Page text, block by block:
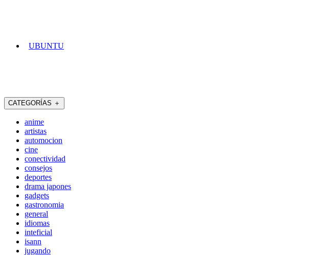
UBUNTU
CATEGORÍAS ＋
anime
artistas
automocion
cine
conectividad
consejos
deportes
drama japones
gadgets
gastronomia
general
idiomas
inteficial
isann
jugando